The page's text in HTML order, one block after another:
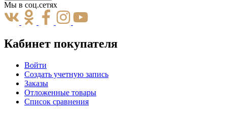
Мы в соц.сетях
Кабинет покупателя
Войти
Создать учетную запись
Заказы
Отложенные товары
Список сравнения